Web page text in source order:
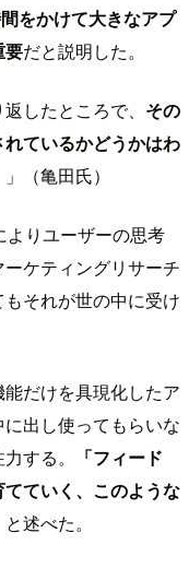
をかけて大きなアプ
要だと説明した。
したところで、 その
ているかどうかはわ
（亀田氏）
りユーザーの思考
ケティングリサーチ
それが世の中に受け
だけを具現化したア
出し使ってもらいな
する。
「フィード
ていく、このような
と述べた。